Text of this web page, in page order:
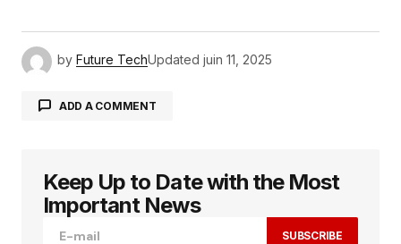
by Future TechUpdated juin 11, 2025
ADD A COMMENT
Votre adresse e-mail ne sera pas publiée. Les
champs obligatoires sont indiqués avec
Keep Up to Date with the Most
Important News
SUBSCRIBE